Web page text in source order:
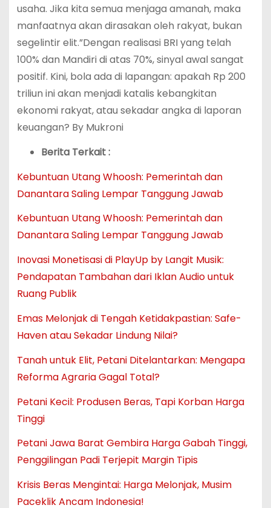
usaha. Jika kita semua menjaga amanah, maka
manfaatnya akan dirasakan oleh rakyat, bukan
segelintir elit.”Dengan realisasi BRI yang telah
100% dan Mandiri di atas 70%, sinyal awal sangat
positif. Kini, bola ada di lapangan: apakah Rp 200
triliun ini akan menjadi katalis kebangkitan
ekonomi rakyat, atau sekadar angka di laporan
keuangan? By Mukroni
Berita Terkait :
Kebuntuan Utang Whoosh: Pemerintah dan
Danantara Saling Lempar Tanggung Jawab
Kebuntuan Utang Whoosh: Pemerintah dan
Danantara Saling Lempar Tanggung Jawab
Inovasi Monetisasi di PlayUp by Langit Musik:
Pendapatan Tambahan dari Iklan Audio untuk
Ruang Publik
Emas Melonjak di Tengah Ketidakpastian: Safe-
Haven atau Sekadar Lindung Nilai?
Tanah untuk Elit, Petani Ditelantarkan: Mengapa
Reforma Agraria Gagal Total?
Petani Kecil: Produsen Beras, Tapi Korban Harga
Tinggi
Petani Jawa Barat Gembira Harga Gabah Tinggi,
Penggilingan Padi Terjepit Margin Tipis
Krisis Beras Mengintai: Harga Melonjak, Musim
Paceklik Ancam Indonesia!